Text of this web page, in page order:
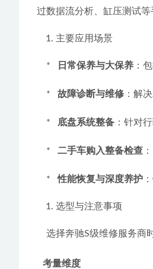
过数据流分析、缸压测试
主要应用场景
    *
日常保养与大保养 ：
    *
故障诊断与维修 ：解
    *
底盘系统整备 ：针对
    *
二手车购入整备检查
    *
性能恢复与深度养护
选型与注意事项
选择奔驰S级维修服务
考量维度